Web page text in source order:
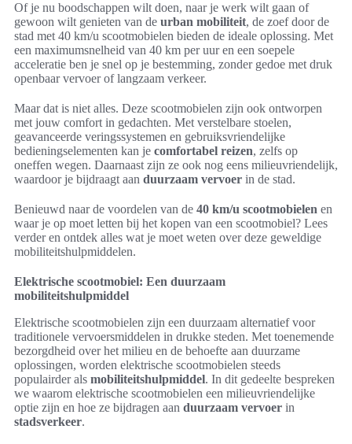
Of je nu boodschappen wilt doen, naar je werk wilt gaan of
gewoon wilt genieten van de urban mobiliteit, de zoef door de
stad met 40 km/u scootmobielen bieden de ideale oplossing. Met
een maximumsnelheid van 40 km per uur en een soepele
acceleratie ben je snel op je bestemming, zonder gedoe met druk
openbaar vervoer of langzaam verkeer.
Maar dat is niet alles. Deze scootmobielen zijn ook ontworpen
met jouw comfort in gedachten. Met verstelbare stoelen,
geavanceerde veringssystemen en gebruiksvriendelijke
bedieningselementen kan je comfortabel reizen, zelfs op
oneffen wegen. Daarnaast zijn ze ook nog eens milieuvriendelijk,
waardoor je bijdraagt aan duurzaam vervoer in de stad.
Benieuwd naar de voordelen van de 40 km/u scootmobielen en
waar je op moet letten bij het kopen van een scootmobiel? Lees
verder en ontdek alles wat je moet weten over deze geweldige
mobiliteitshulpmiddelen.
Elektrische scootmobiel: Een duurzaam
mobiliteitshulpmiddel
Elektrische scootmobielen zijn een duurzaam alternatief voor
traditionele vervoersmiddelen in drukke steden. Met toenemende
bezorgdheid over het milieu en de behoefte aan duurzame
oplossingen, worden elektrische scootmobielen steeds
populairder als mobiliteitshulpmiddel. In dit gedeelte bespreken
we waarom elektrische scootmobielen een milieuvriendelijke
optie zijn en hoe ze bijdragen aan duurzaam vervoer in
stadsverkeer.